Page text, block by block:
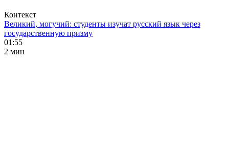
Контекст
Великий, могучий: студенты изучат русский язык через
государственную призму
01:55
2 мин